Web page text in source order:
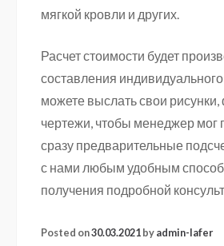
мягкой кровли и других.
Расчет стоимости будет
составления
можете выслать свои рисунки,
чертежи, чтобы менеджер мог
сразу предварительные
с нами любым удобным
получения подробной
Posted on30.03.2021byadmin-lafer